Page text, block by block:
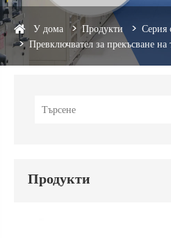
У дома Продукти
Серия
Превключвател за прекъсване на
Продукти